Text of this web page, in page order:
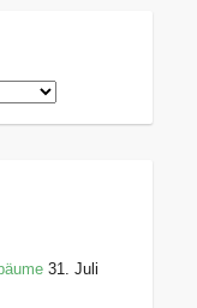
31. Juli